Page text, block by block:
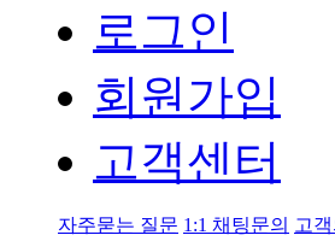
로그인
회원가입
고객센터
자주묻는 질문 1:1 채팅문의 고